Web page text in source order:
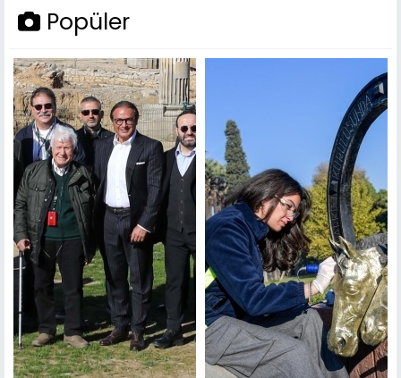
Popüler